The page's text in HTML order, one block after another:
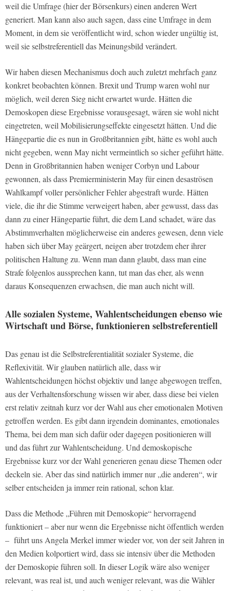
weil die Umfrage (hier der Börsenkurs) einen anderen Wert
generiert. Man kann also auch sagen, dass eine Umfrage in dem
Moment, in dem sie veröffentlicht wird, schon wieder ungültig ist,
weil sie selbstreferentiell das Meinungsbild verändert.
Wir haben diesen Mechanismus doch auch zuletzt mehrfach ganz
konkret beobachten können. Brexit und Trump waren wohl nur
möglich, weil deren Sieg nicht erwartet wurde. Hätten die
Demoskopen diese Ergebnisse vorausgesagt, wären sie wohl nicht
eingetreten, weil Mobilisierungseffekte eingesetzt hätten. Und die
Hängepartie die es nun in Großbritannien gibt, hätte es wohl auch
nicht gegeben, wenn May nicht vermeintlich so sicher geführt hätte.
Denn in Großbritannien haben weniger Corbyn und Labour
gewonnen, als dass Premierministerin May für einen desaströsen
Wahlkampf voller persönlicher Fehler abgestraft wurde. Hätten
viele, die ihr die Stimme verweigert haben, aber gewusst, dass das
dann zu einer Hängepartie führt, die dem Land schadet, wäre das
Abstimmverhalten möglicherweise ein anderes gewesen, denn viele
haben sich über May geärgert, neigen aber trotzdem eher ihrer
politischen Haltung zu. Wenn man dann glaubt, dass man eine
Strafe folgenlos aussprechen kann, tut man das eher, als wenn
daraus Konsequenzen erwachsen, die man auch nicht will.
Alle sozialen Systeme, Wahlentscheidungen ebenso wie
Wirtschaft und Börse, funktionieren selbstreferentiell
Das genau ist die Selbstreferentialität sozialer Systeme, die
Reflexivität. Wir glauben natürlich alle, dass wir
Wahlentscheidungen höchst objektiv und lange abgewogen treffen,
aus der Verhaltensforschung wissen wir aber, dass diese bei vielen
erst relativ zeitnah kurz vor der Wahl aus eher emotionalen Motiven
getroffen werden. Es gibt dann irgendein dominantes, emotionales
Thema, bei dem man sich dafür oder dagegen positionieren will
und das führt zur Wahlentscheidung. Und demoskopische
Ergebnisse kurz vor der Wahl generieren genau diese Themen oder
deckeln sie. Aber das sind natürlich immer nur „die anderen“, wir
selber entscheiden ja immer rein rational, schon klar.
Dass die Methode „Führen mit Demoskopie“ hervorragend
funktioniert – aber nur wenn die Ergebnisse nicht öffentlich werden
– führt uns Angela Merkel immer wieder vor, von der seit Jahren in
den Medien kolportiert wird, dass sie intensiv über die Methoden
der Demoskopie führen soll. In dieser Logik wäre also weniger
relevant, was real ist, und auch weniger relevant, was die Wähler